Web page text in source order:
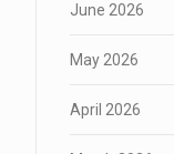
June 2026
May 2026
April 2026